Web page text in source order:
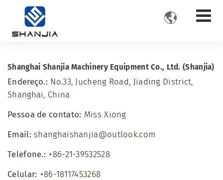

Shanghai Shanjia Machinery Equipment Co., Ltd. (Shanjia)
Endereço.: No.33, Jucheng Road, Jiading District,
Shanghai, China
Pessoa de contato: Miss Xiong
Email: shanghaishanjia@outlook.com
Telefone.: +86-21-39532528
Celular: +86-18117453268